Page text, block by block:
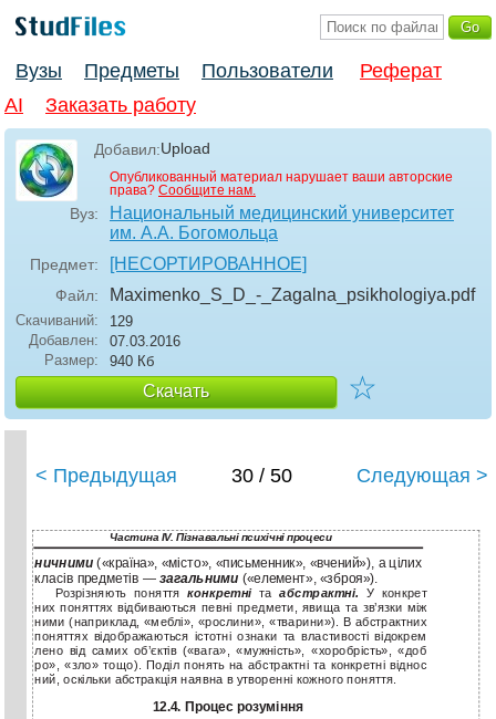
Вузы Предметы Пользователи
Реферат
AI
Заказать работу
Добавил:Upload
Опубликованный материал нарушает ваши авторские
права? Сообщите нам.
Вуз:
Национальный медицинский университет
им. А.А. Богомольца
Предмет: [НЕСОРТИРОВАННОЕ]
Файл: Maximenko_S_D_-_Zagalna_psikhologiya.pdf
Скачиваний:
129
Добавлен:
07.03.2016
Размер:
940 Кб
Скачать ☆
< Предыдущая 30 / 50 Следующая >
Частина IV. Пізнавальні психічні процеси
ничними(«країна», «місто», «письменник», «вчений»), а цілих
класів предметів —загальними («елемент», «зброя»).
Розрізняють поняттяконкретнітаабстрактні.У конкрет
них поняттях відбиваються певні предмети, явища та зв’язки між
ними (наприклад, «меблі», «рослини», «тварини»). В абстрактних
поняттях відображаються істотні ознаки та властивості відокрем
лено від самих об’єктів («вага», «мужність», «хоробрість», «доб
ро», «зло» тощо). Поділ понять на абстрактні та конкретні віднос
ний, оскільки абстракція наявна в утворенні кожного поняття.
12.4. Процес розуміння